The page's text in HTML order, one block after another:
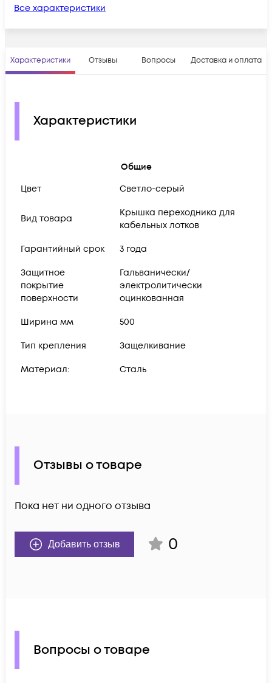
Все характеристики
Характеристики Отзывы Вопросы Доставка и оплата
Характеристики
Общие
Цвет
Светло-серый
Вид товара
Крышка переходника для
кабельных лотков
Гарантийный срок 3 года
Защитное
покрытие
поверхности
Гальванически/
электролитически
оцинкованная
Ширина мм 500
Тип крепления Защелкивание
Материал: Сталь
Отзывы о товаре
Пока нет ни одного отзыва
Добавить отзыв 0
Вопросы о товаре